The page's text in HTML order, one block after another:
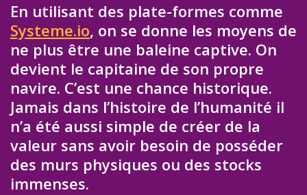
En utilisant des plate-formes comme
Systeme.io, on se donne les moyens de
ne plus être une baleine captive. On
devient le capitaine de son propre
navire. C’est une chance historique.
Jamais dans l’histoire de l’humanité il
n’a été aussi simple de créer de la
valeur sans avoir besoin de posséder
des murs physiques ou des stocks
immenses.